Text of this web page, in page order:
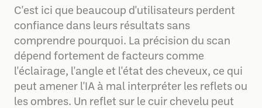
C'est ici que beaucoup d'utilisateurs perdent
confiance dans leurs résultats sans
comprendre pourquoi. La précision du scan
dépend fortement de facteurs comme
l'éclairage, l'angle et l'état des cheveux, ce qui
peut amener l'IA à mal interpréter les reflets ou
les ombres. Un reflet sur le cuir chevelu peut